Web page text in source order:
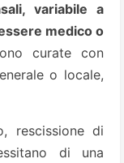
variabile a
medico o
curate con
o locale,
rescissione di
di una